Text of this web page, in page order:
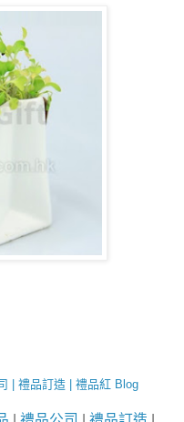
| 禮品訂造 | 禮品紅 Blog